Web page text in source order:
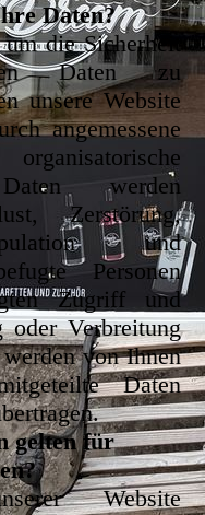
Daten?
die Sicherheit
Daten zu
unsere Website
angemessene
werden
Zerstörung,
und
Personen
Zugriff und
oder Verbreitung
von Ihnen
Daten
gelten für
Website